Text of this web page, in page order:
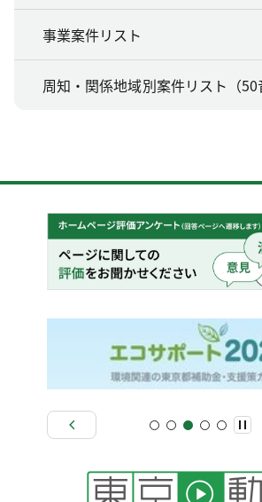
事業案件リスト
周知・関係地域別案件リスト（50